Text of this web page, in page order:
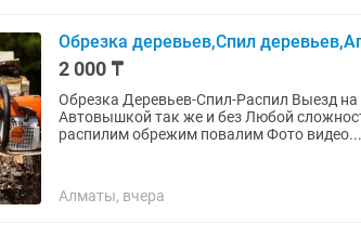
Обрезка деревьев,Спил
2 000 ₸
Обрезка Деревьев-Спил-Распил Выезд на дом
Автовышкой так же и без Любой
распилим обрежим повалим Фото видео...
Алматы, вчера